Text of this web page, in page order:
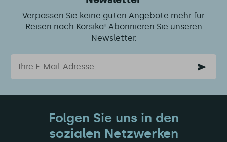
Verpassen Sie keine guten Angebote mehr für
Reisen nach Korsika! Abonnieren Sie unseren
Newsletter.
Email
Folgen Sie uns in den
sozialen Netzwerken